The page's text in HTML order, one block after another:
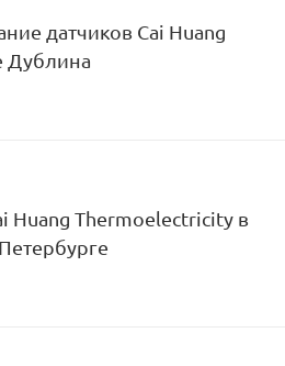
датчиков Cai Huang
Дублина
Huang Thermoelectricity в